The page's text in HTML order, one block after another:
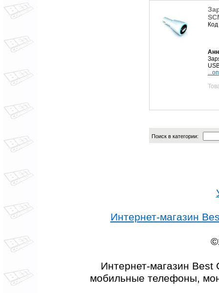
Поиск в категории:
Интернет-магазин
Интернет-магазин Best
мобильные телефоны,